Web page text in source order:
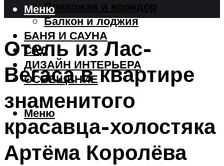
Прихожая и коридор
Балкон и лоджия
БАНЯ И САУНА
САД
ДИЗАЙН ИНТЕРЬЕРА
ОСВЕЩЕНИЕ
Меню
Меню
Отель из Лас-
Вегаса в квартире
знаменитого
красавца-холостяка
Артёма Королёва